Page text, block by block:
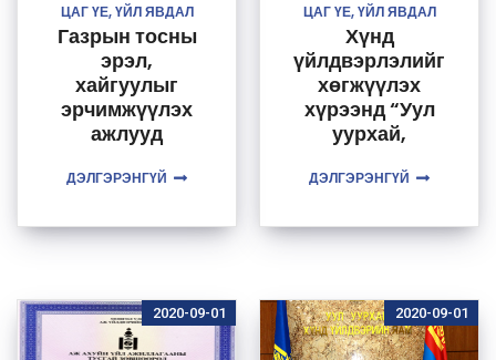
ЦАГ ҮЕ, ҮЙЛ ЯВДАЛ
Газрын тосны
эрэл,
хайгуулыг
эрчимжүүлэх
ажлууд
онцоллоо
ДЭЛГЭРЭНГҮЙ
ЦАГ ҮЕ, ҮЙЛ ЯВДАЛ
Хүнд
үйлдвэрлэлийг
хөгжүүлэх
хүрээнд “Уул
уурхай,
цогцолбор
дэмжинэ
ДЭЛГЭРЭНГҮЙ
2020-09-01 2020-09-01